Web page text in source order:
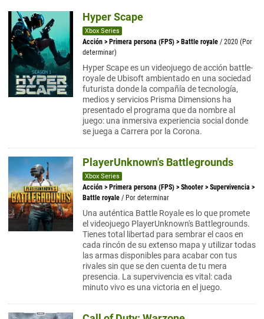
Hyper Scape
Xbox Series
Acción > Primera persona (FPS) > Battle royale / 2020 (Por
determinar)
Hyper Scape es un videojuego de acción battle-
royale de Ubisoft ambientado en una sociedad
futurista donde la compañía de tecnología,
medios y servicios Prisma Dimensions ha
presentado el programa que da nombre al
juego: una inmersiva experiencia social donde
se juega a Carrera por la Corona.
PlayerUnknown's Battlegrounds
Xbox Series
Acción > Primera persona (FPS) > Shooter > Supervivencia >
Battle royale / Por determinar
Una auténtica Battle Royale es lo que promete
el videojuego PlayerUnknown's Battlegrounds.
Tienes total libertad para sembrar el caos en
cada rincón de su extenso mapa y utilizar todas
las armas disponibles para acabar con tus
rivales sin que se den cuenta de tu mera
presencia. La supervivencia es vital: cada
minuto vivo es una victoria en el juego.